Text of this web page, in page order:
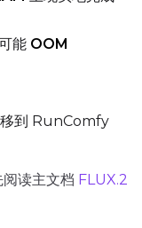
Saves to Keep
能 OOM
移到 RunComfy
读主文档 FLUX.2